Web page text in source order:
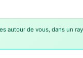
autour de vous, dans un